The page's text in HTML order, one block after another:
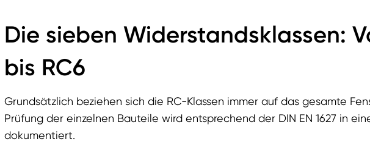
Die sieben Widerstandsklassen:
bis RC6
Grundsätzlich beziehen sich die RC-Klassen immer auf das gesamte
Prüfung der einzelnen Bauteile wird entsprechend der DIN EN 1627 in
dokumentiert.